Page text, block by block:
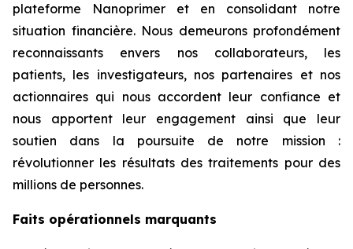
plateforme Nanoprimer et en consolidant notre
situation financière. Nous demeurons profondément
reconnaissants envers nos collaborateurs, les
patients, les investigateurs, nos partenaires et nos
actionnaires qui nous accordent leur confiance et
nous apportent leur engagement ainsi que leur
soutien dans la poursuite de notre mission :
révolutionner les résultats des traitements pour des
millions de personnes.
Faits opérationnels marquants